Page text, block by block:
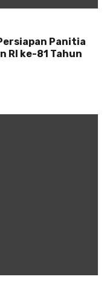
Panitia
RI ke-81 Tahun